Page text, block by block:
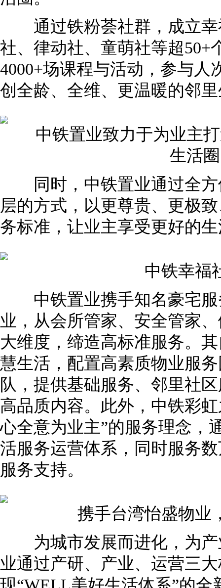
通过铁粉荟社群，成立幸
社、律动社、童萌社等超50+
4000+场课程与活动，参与人
创全龄、全维、更温暖的邻
中铁置业致力于为业主打
生活圈
同时，中铁置业通过全方
层的方式，以更尊贵、更极
务标准，让业主享受更好的
中铁幸福
中铁置业携手知名豪宅
业，从会所管家、安全管家
大维度，缔造高标准服务。
慧生活，配置高素质物业服
队，提供基础服务、邻里社
高品质内容。此外，中铁彩
心全意为业主”的服务理念，
活服务运营体系，同时服务
服务支持。
携手台湾怡盛物业
为城市发展而进化，为产
业通过产研、产业、运营三